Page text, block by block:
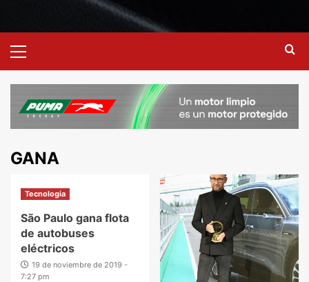
GANA
Tecnologia
São Paulo gana flota
de autobuses
eléctricos
19 de noviembre de 2019 -
7:27 pm